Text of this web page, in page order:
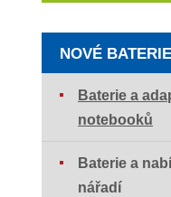
NOVÉ
Baterie a
notebooků
Baterie a
nářadí